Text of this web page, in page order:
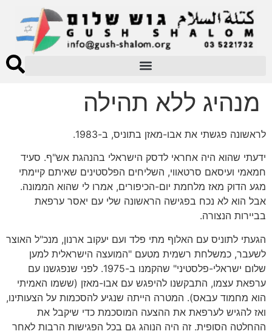
מנהיג ללא תהילה
לראשונה פגשתי את אבו-מאזן בתוניס, ב-1983.
ידעתי שהוא היה אחראי לדסק הישראלי בהנהגת אש"ף. סעיד
חמאמי ועיסאם סרטאווי, השליחים הפלסטינים שאיתם קיימתי
מגע הדוק מאז מלחמת יום-הכיפורים, אמרו לי שהוא הממונה.
אבל הוא לא נכח בפגישה הראשונה שלי עם יאסר ערפאת
בביירות הנצורה.
הגעתי לתוניס עם האלוף מתי פלד ועם יעקוב ארנון, מנכ"ל האוצר
לשעבר, כמשלחת רשמית מטעם "המועצה הישראלית למען
שלום ישראלי-פלסטיני" שהקמנו ב-1975. לפני שנפגשנו עם
ערפאת עצמו, התבקשנו להיפגש עם אבו-מאזן (ששמו האמיתי
הוא מחמוד עבאס). המטרה הייתה שנגיע להסכמות על הצעותינו,
ואז להגיש לערפאת את ההצעה המוסכמת כדי שיקבל את
ההחלטה הסופית. זה היה הנוהג גם בכל הפגישות הרבות לאחר